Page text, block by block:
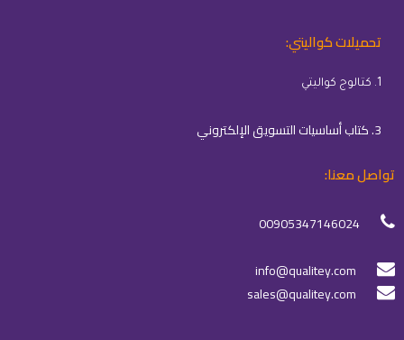
تحميلات كواليتي:
1. كتالوج كواليتي
3. كتاب أساسيات التسويق الإلكتروني
تواصل معنا:
00905347146024
info@qualitey.com
sales@qualitey.com